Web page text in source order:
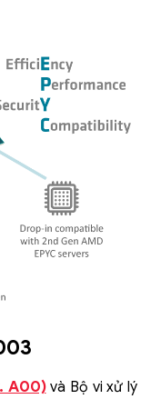
A00)và Bộ vi xử lý